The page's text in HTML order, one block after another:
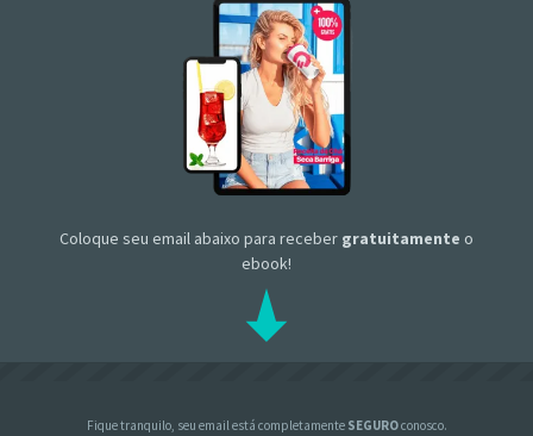
Coloque seu email abaixo para receber gratuitamente o
ebook!
Fique tranquilo, seu email está completamente SEGUROconosco.